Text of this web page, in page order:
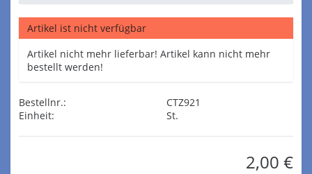
Artikel ist nicht verfügbar
Artikel nicht mehr lieferbar! Artikel kann nicht mehr
bestellt werden!
Bestellnr.:
CTZ921
Einheit:
St.
2,00 €